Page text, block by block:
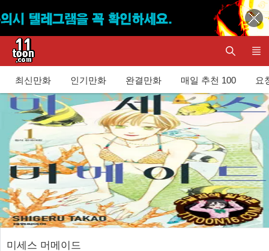
최신만화 인기만화 완결만화 매일 추천 100 요
미세스 머메이드